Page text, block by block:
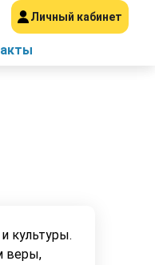
Личный кабинет
культуры.
веры,